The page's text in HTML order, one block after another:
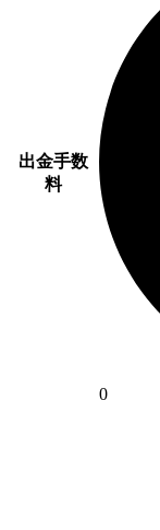
出金手数
料
0